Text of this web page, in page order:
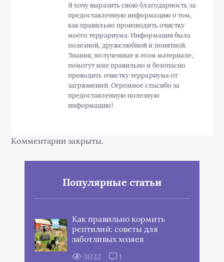
Я хочу выразить свою благодарность за
предоставленную информацию о том,
как правильно производить очистку
моего террариума. Информация была
полезной, дружелюбной и понятной.
Знания, полученные в этом материале,
помогут мне правильно и безопасно
проводить очистку террариума от
загрязнений. Огромное спасибо за
предоставленную полезную
информацию!
Комментарии закрыты.
Популярные статьи
Как правильно кормить
рептилий: советы для
заботливых хозяев
3032
1